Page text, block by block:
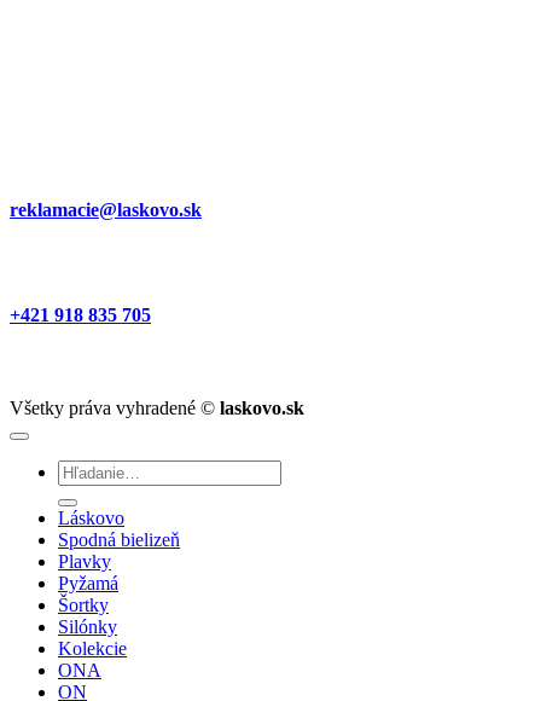
reklamacie@laskovo.sk
+421 918 835 705
Všetky práva vyhradené © laskovo.sk
Hľadať:
Láskovo
Spodná bielizeň
Plavky
Pyžamá
Šortky
Silónky
Kolekcie
ONA
ON